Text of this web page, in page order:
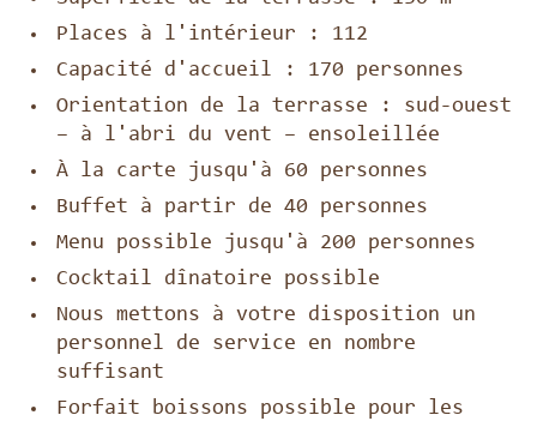
Places à l'intérieur : 112
Capacité d'accueil : 170 personnes
Orientation de la terrasse : sud-ouest
– à l'abri du vent – ensoleillée
À la carte jusqu'à 60 personnes
Buffet à partir de 40 personnes
Menu possible jusqu'à 200 personnes
Cocktail dînatoire possible
Nous mettons à votre disposition un
personnel de service en nombre
suffisant
Forfait boissons possible pour les